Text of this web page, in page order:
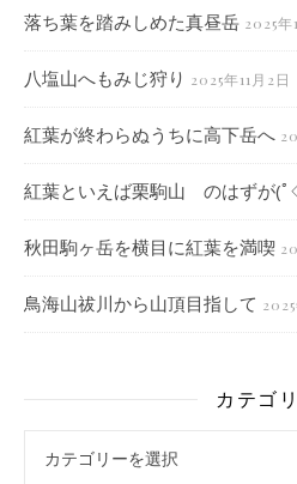
落ち葉を踏みしめた真昼岳 2025年
八塩山へもみじ狩り 2025年11月2日
紅葉が終わらぬうちに高下岳へ
紅葉といえば栗駒山 のはずが(
秋田駒ヶ岳を横目に紅葉を満喫
鳥海山祓川から山頂目指して
カテゴ